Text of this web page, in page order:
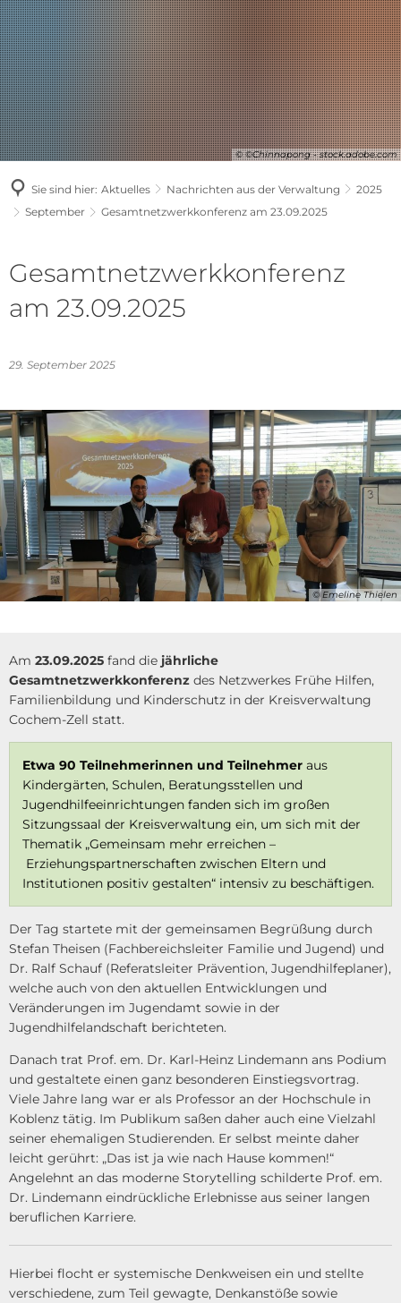
© ©Chinnapong - stock.adobe.com
Sie sind hier: Aktuelles Nachrichten aus der Verwaltung
2025
September
Gesamtnetzwerkkonferenz am 23.09.2025
Gesamtnetzwerkkonferenz
am 23.09.2025
29. September 2025
© Emeline Thielen
Am 23.09.2025 fand die jährliche
Gesamtnetzwerkkonferenz des Netzwerkes Frühe Hilfen,
Familienbildung und Kinderschutz in der Kreisverwaltung
Cochem-Zell statt.
Etwa 90 Teilnehmerinnen und Teilnehmer aus
Kindergärten, Schulen, Beratungsstellen und
Jugendhilfeeinrichtungen fanden sich im großen
Sitzungssaal der Kreisverwaltung ein, um sich mit der
Thematik „Gemeinsam mehr erreichen –
Erziehungspartnerschaften zwischen Eltern und
Institutionen positiv gestalten“ intensiv zu beschäftigen.
Der Tag startete mit der gemeinsamen Begrüßung durch
Stefan Theisen (Fachbereichsleiter Familie und Jugend) und
Dr. Ralf Schauf (Referatsleiter Prävention, Jugendhilfeplaner),
welche auch von den aktuellen Entwicklungen und
Veränderungen im Jugendamt sowie in der
Jugendhilfelandschaft berichteten.
Danach trat Prof. em. Dr. Karl-Heinz Lindemann ans Podium
und gestaltete einen ganz besonderen Einstiegsvortrag.
Viele Jahre lang war er als Professor an der Hochschule in
Koblenz tätig. Im Publikum saßen daher auch eine Vielzahl
seiner ehemaligen Studierenden. Er selbst meinte daher
leicht gerührt: „Das ist ja wie nach Hause kommen!“
Angelehnt an das moderne Storytelling schilderte Prof. em.
Dr. Lindemann eindrückliche Erlebnisse aus seiner langen
beruflichen Karriere.
Hierbei flocht er systemische Denkweisen ein und stellte
verschiedene, zum Teil gewagte, Denkanstöße sowie